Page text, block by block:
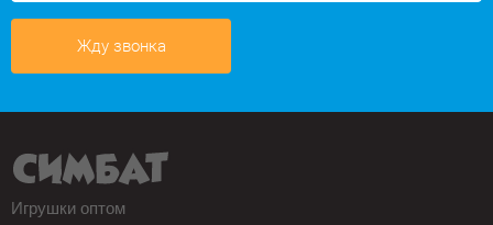
Жду звонка
Игрушки оптом